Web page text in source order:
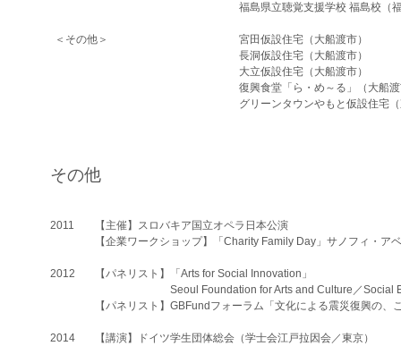
＜その他＞
福島県立聴覚支援学校 福島校（
宮田仮設住宅（大船渡市）
長洞仮設住宅（大船渡市）
大立仮設住宅（大船渡市）
復興食堂「ら・め～る」（大船
グリーンタウンやもと仮設住宅
その他
2011
​2012
​2014
【主催】スロバキア国立オペラ日本公演
【企業ワークショップ】「Charity Family Day」サノフィ・ア
【パネリスト】「Arts for Social Innovation」
Seoul Foundation for Arts and Culture／Social
【パネリスト】GBFundフォーラム「文化による震災復興の
【講演】ドイツ学生団体総会（学士会江戸拉因会／東京）